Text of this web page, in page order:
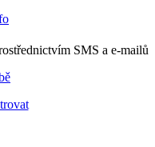
SMS a e-mailů